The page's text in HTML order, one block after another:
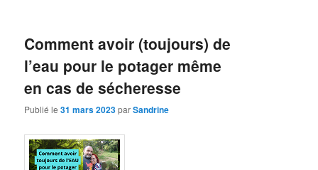
Comment avoir (toujours) de
l’eau pour le potager même
en cas de sécheresse
Publié le31 mars 2023parSandrine